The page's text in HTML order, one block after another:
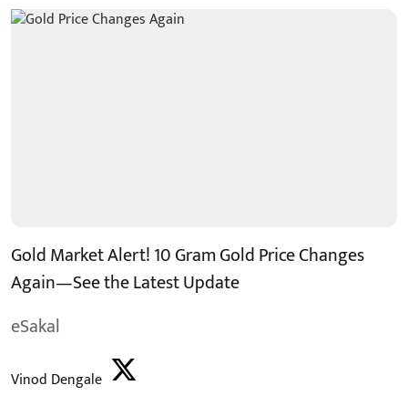
Gold Market Alert! 10 Gram Gold Price Changes
Again—See the Latest Update
eSakal
Vinod Dengale